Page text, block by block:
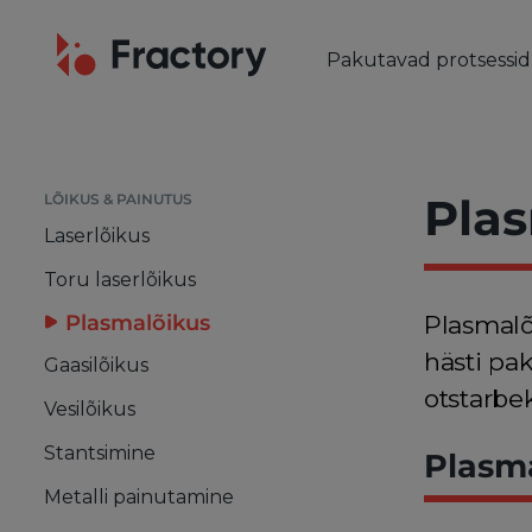
Pakutavad protsessid
Plasmalõikus
Gaasilõikus
Stantsimine
Metalli painutamine
LÕIKUS & PAINUTUS
Laserlõikus
Toru laserlõikus
Plasmalõikus
Gaasilõikus
Vesilõikus
Stantsimine
Metalli painutamine
hästi